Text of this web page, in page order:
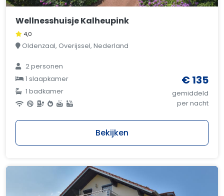
Wellnesshuisje Kalheupink
4,0
Oldenzaal, Overijssel, Nederland
2 personen
1 slaapkamer
1 badkamer
€ 135
gemiddeld
per nacht
Bekijken